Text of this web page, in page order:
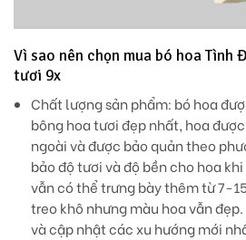
Vì sao nên chọn mua bó hoa Tình
tươi 9x
Chất lượng sản phẩm: bó hoa
bông hoa tươi đẹp nhất, hoa
ngoài và được bảo quản theo
bảo độ tươi và độ bền cho hoa
vẫn có thể trưng bày thêm từ 7-
treo khô nhưng màu hoa vẫn
và cập nhật các xu hướng mới